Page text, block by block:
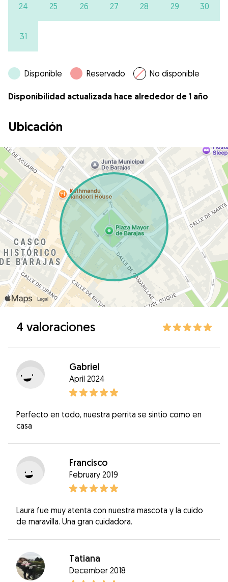
24 25 26 27 28 29 30
31
Disponible Reservado No disponible
Disponibilidad actualizada hace alrededor de 1 año
Ubicación
4 valoraciones
Gabriel
April 2024
Perfecto en todo, nuestra perrita se sintio como en
casa
Francisco
February 2019
Laura fue muy atenta con nuestra mascota y la cuido
de maravilla. Una gran cuidadora.
Tatiana
December 2018